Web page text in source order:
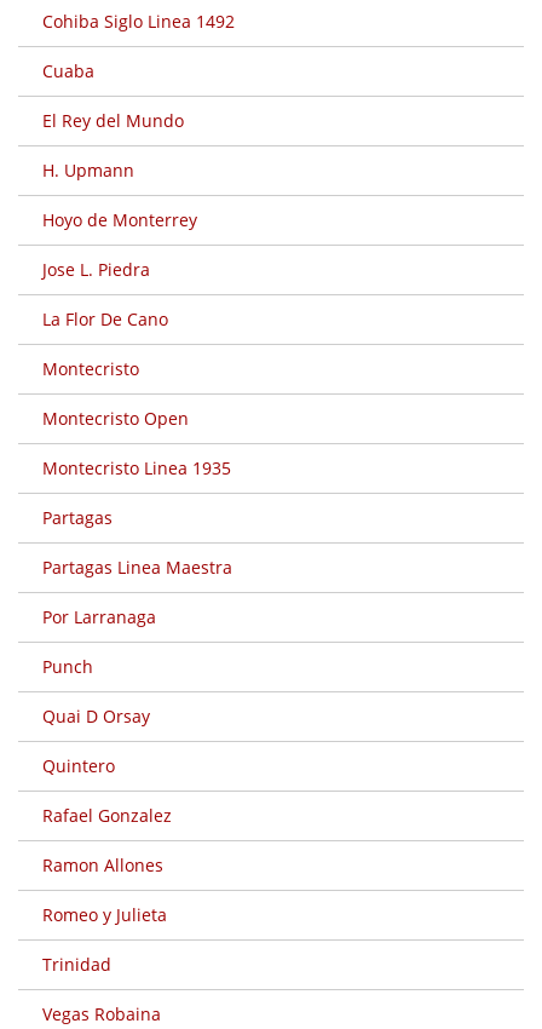
Cohiba Siglo Linea 1492
Cuaba
El Rey del Mundo
H. Upmann
Hoyo de Monterrey
Jose L. Piedra
La Flor De Cano
Montecristo
Montecristo Open
Montecristo Linea 1935
Partagas
Partagas Linea Maestra
Por Larranaga
Punch
Quai D Orsay
Quintero
Rafael Gonzalez
Ramon Allones
Romeo y Julieta
Trinidad
Vegas Robaina